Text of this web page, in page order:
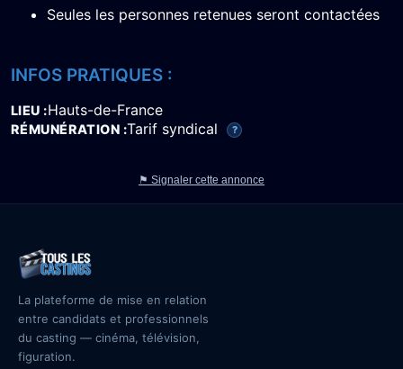
Seules les personnes retenues seront contactées
INFOS PRATIQUES :
LIEU Hauts-de-France
RÉMUNÉRATION Tarif syndical ?
⚑ Signaler cette annonce
La plateforme de mise en relation
entre candidats et professionnels
du casting — cinéma, télévision,
figuration.